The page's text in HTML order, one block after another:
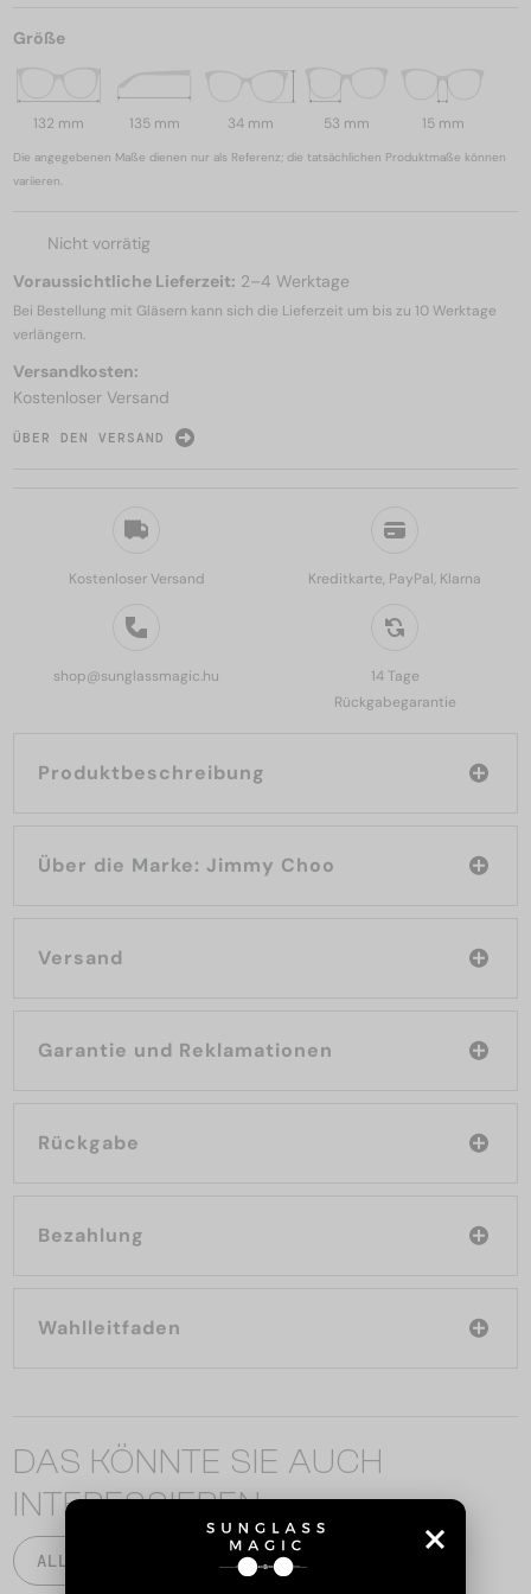
Kostenloser Versand Kreditkarte, PayPal, Klarna
shop@sunglassmagic.hu
14 Tage
Rückgabegarantie
Produktbeschreibung
Über die Marke: Jimmy Choo
Versand
Garantie und Reklamationen
Rückgabe
Bezahlung
Wahlleitfaden
Größe
132 mm 135 mm 34 mm 53 mm 15 mm
Die angegebenen Maße dienen nur als Referenz; die tatsächlichen Produktmaße können
variieren.
Nicht vorrätig
Voraussichtliche Lieferzeit: 2–4 Werktage
Bei Bestellung mit Gläsern kann sich die Lieferzeit um bis zu 10 Werktage
verlängern.
Versandkosten:
Kostenloser Versand
ÜBER DEN VERSAND
DAS KÖNNTE SIE AUCH
INTERESSIEREN
ALLE PRODUKTE